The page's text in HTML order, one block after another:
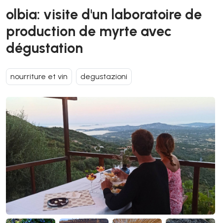
olbia: visite d'un laboratoire de
production de myrte avec
dégustation
nourriture et vin degustazioni